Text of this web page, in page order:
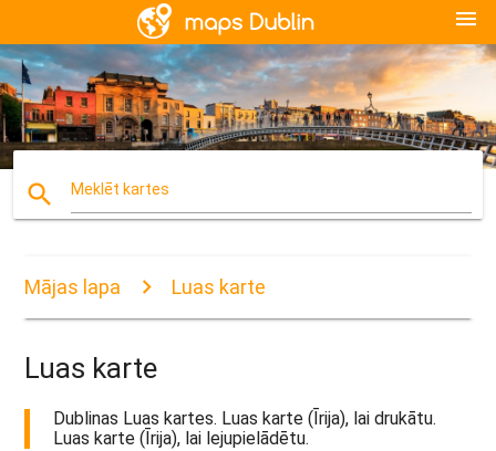
menu
search Meklēt kartes
Mājas lapa Luas karte
Luas karte
Dublinas Luas kartes. Luas karte (Īrija), lai drukātu.
Luas karte (Īrija), lai lejupielādētu.